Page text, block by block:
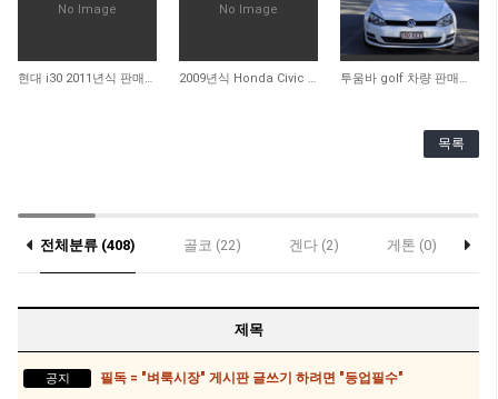
No Image
728
No Image
651 757
목록
전체분류 (408) 골코 (22) 겐다 (2) 게톤 (0)
제목
공지 필독 = "벼룩시장" 게시판 글쓰기 하려면 "등업필수"